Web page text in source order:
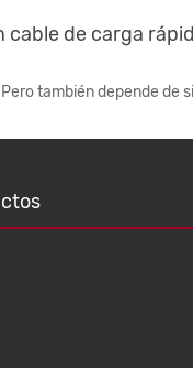
cable de carga
también depende de